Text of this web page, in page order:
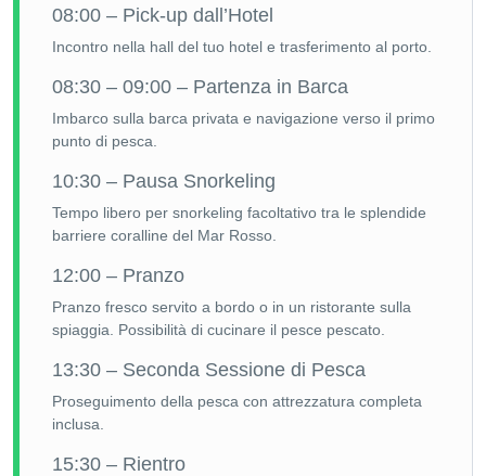
08:00 – Pick-up dall’Hotel
Incontro nella hall del tuo hotel e trasferimento al porto.
08:30 – 09:00 – Partenza in Barca
Imbarco sulla barca privata e navigazione verso il primo
punto di pesca.
10:30 – Pausa Snorkeling
Tempo libero per snorkeling facoltativo tra le splendide
barriere coralline del Mar Rosso.
12:00 – Pranzo
Pranzo fresco servito a bordo o in un ristorante sulla
spiaggia. Possibilità di cucinare il pesce pescato.
13:30 – Seconda Sessione di Pesca
Proseguimento della pesca con attrezzatura completa
inclusa.
15:30 – Rientro